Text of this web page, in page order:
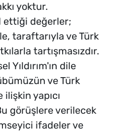
yoktur.
ettiği değerler;
taraftarıyla ve Türk
tartışmasızdır.
Yıldırım'ın dile
ve Türk
yapıcı
görüşlere verilecek
ifadeler ve